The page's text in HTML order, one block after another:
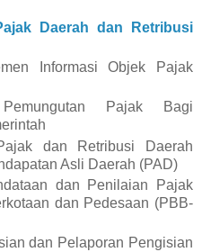
Daerah dan Retribusi
Informasi Objek Pajak
Pajak Bagi
dan Retribusi Daerah
Asli Daerah (PAD)
dan Penilaian Pajak
dan Pedesaan (PBB-
dan Pelaporan Pengisian